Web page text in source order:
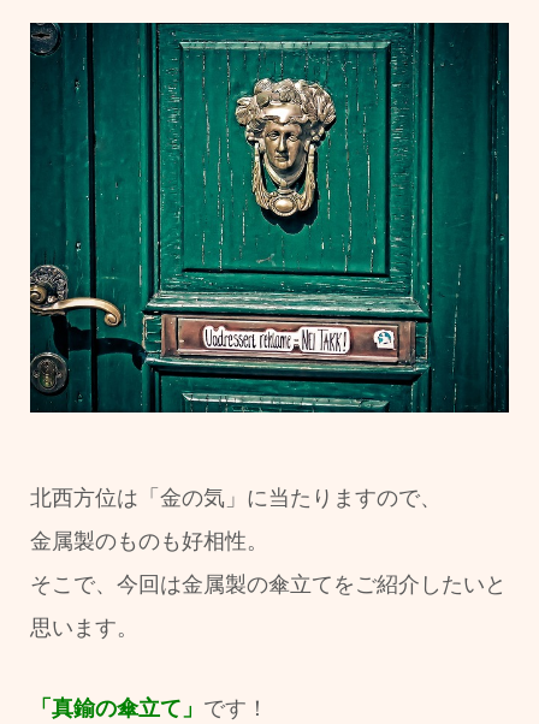
北西方位は「金の気」に当たりますので、
金属製のものも好相性。
そこで、今回は金属製の傘立てをご紹介したいと
思います。
「真鍮の傘立て」 です！